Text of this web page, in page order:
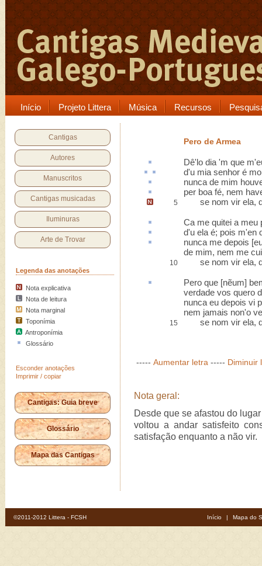
Início Projeto Littera Música Recursos
Cantigas
Autores
Manuscritos
Cantigas musicadas
Iluminuras
Arte de Trovar
Legenda das anotações
Nota explicativa
Nota de leitura
Nota marginal
Toponímia
Antroponímia
Glossário
Esconder anotações
Imprimir / copiar
Cantigas: Guia breve
Glossário
Mapa das Cantigas
Pero de Armea
Dê'lo dia 'm que
d'u mia senhor é
nunca de mim
per boa fé, nem
5 se nom vir ela,
Ca me quitei a meu
d'u ela é; pois m'en
nunca me depois
de mim, nem me
10 se nom vir ela,
Pero que [nẽum]
verdade vos quero
nunca eu depois vi
nem jamais non'o
15 se nom vir ela,
----- Aumentar letra ----- Diminuir
Nota geral:
Desde que se afastou do
voltou a andar satisfeito
satisfação enquanto a não vir.
©2011-2012 Littera - FCSH Início | Mapa do